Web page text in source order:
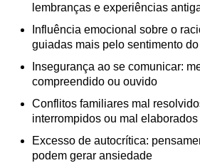
lembranças e experiências
Influência emocional sobre o
guiadas mais pelo sentimento
Insegurança ao se comunicar:
compreendido ou ouvido
Conflitos familiares mal
interrompidos ou mal elaborados
Excesso de autocrítica:
podem gerar ansiedade